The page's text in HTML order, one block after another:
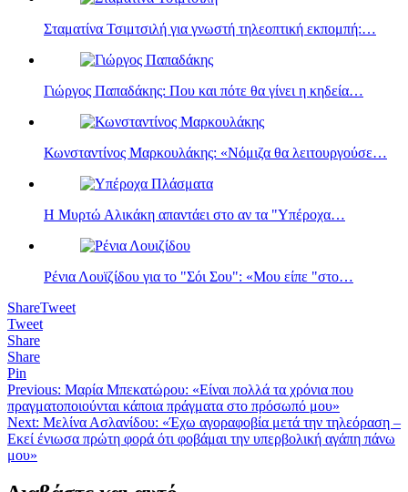
Σταματίνα Τσιμτσιλή για γνωστή τηλεοπτική εκπομπή:…
Γιώργος Παπαδάκης: Που και πότε θα γίνει η κηδεία…
Κωνσταντίνος Μαρκουλάκης: «Νόμιζα θα λειτουργούσε…
Η Μυρτώ Αλικάκη απαντάει στο αν τα "Υπέροχα…
Ρένια Λουϊζίδου για το "Σόι Σου": «Μου είπε "στο…
ShareTweet
Tweet
Share
Share
Pin
Πλοήγηση
άρθρων
Previous: Μαρία Μπεκατώρου: «Είναι πολλά τα χρόνια που
πραγματοποιούνται κάποια πράγματα στο πρόσωπό μου»
Next: Μελίνα Ασλανίδου: «Έχω αγοραφοβία μετά την τηλεόραση –
Εκεί ένιωσα πρώτη φορά ότι φοβάμαι την υπερβολική αγάπη πάνω
μου»